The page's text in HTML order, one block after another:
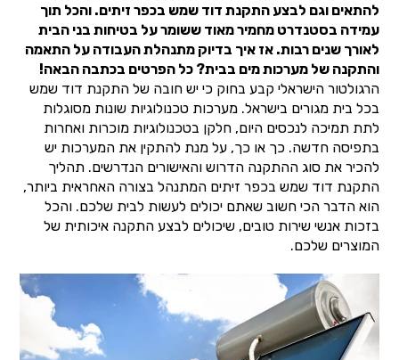
להתאים וגם לבצע התקנת דוד שמש בכפר זיתים. והכל תוך
עמידה בסטנדרט מחמיר מאוד ששומר על בטיחות בני הבית
לאורך שנים רבות. אז איך בדיוק מתנהלת העבודה על התאמה
והתקנה של מערכות מים בבית? כל הפרטים בכתבה הבאה!
הרגולטור הישראלי קבע בחוק כי יש חובה של התקנת דוד שמש
בכל בית מגורים בישראל. מערכות טכנולוגיות שונות מסוגלות
לתת תמיכה לנכסים היום, חלקן בטכנולוגיות מוכרות ואחרות
בתפיסה חדשה. כך או כך, על מנת להתקין את המערכות יש
להכיר את סוג ההתקנה הדרוש והאישורים הנדרשים. תהליך
התקנת דוד שמש בכפר זיתים המתנהל בצורה האחראית ביותר,
הוא הדבר הכי חשוב שאתם יכולים לעשות לבית שלכם. והכל
בזכות אנשי שירות טובים, שיכולים לבצע התקנה איכותית של
המוצרים שלכם.